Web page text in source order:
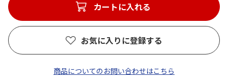
カートに入れる
お気に入りに登録する
商品についてのお問い合わせはこちら